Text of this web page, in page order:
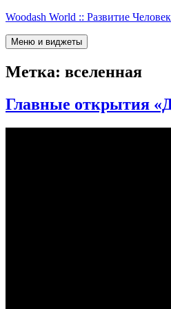
Перейти
содержимому
Woodash World :: Развитие
Меню и виджеты
Метка: вселенная
Главные открытия